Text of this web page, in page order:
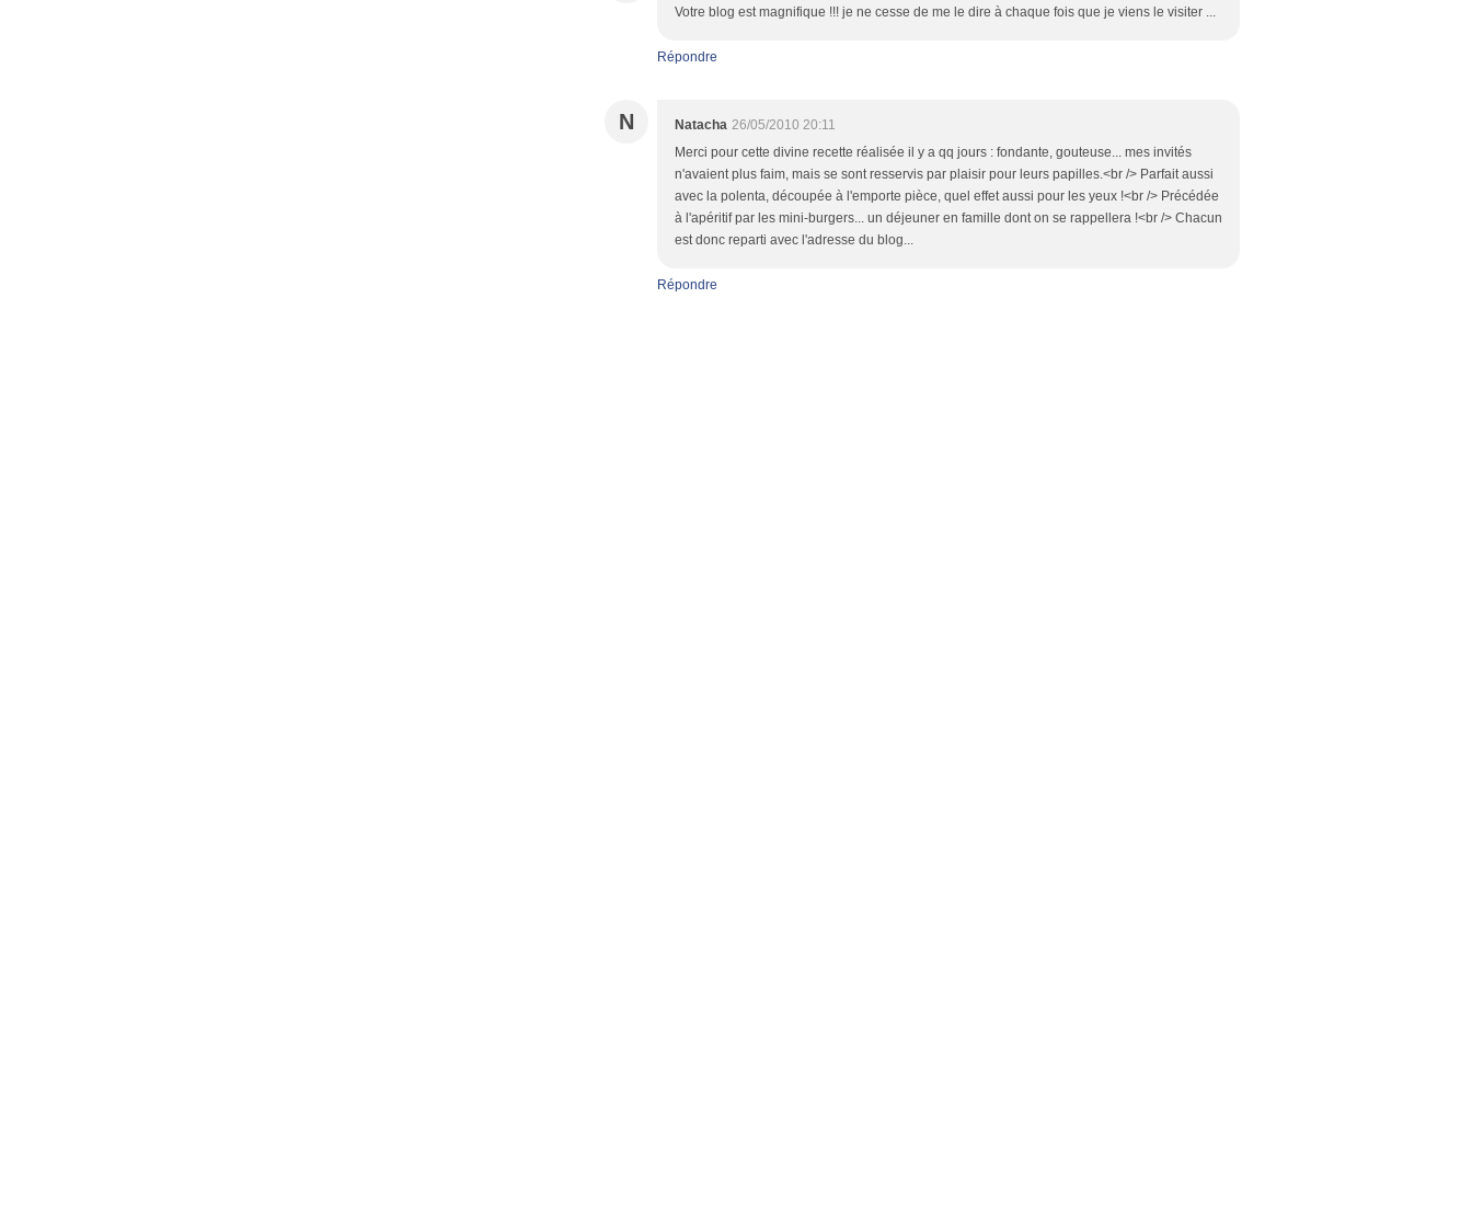
Votre blog est magnifique !!! je ne cesse de me le dire à chaque fois que je viens le visiter ...
Répondre
N Natacha 26/05/2010 20:11
Merci pour cette divine recette réalisée il y a qq jours : fondante, gouteuse... mes invités
n'avaient plus faim, mais se sont resservis par plaisir pour leurs papilles.<br /> Parfait aussi
avec la polenta, découpée à l'emporte pièce, quel effet aussi pour les yeux !<br /> Précédée
à l'apéritif par les mini-burgers... un déjeuner en famille dont on se rappellera !<br /> Chacun
est donc reparti avec l'adresse du blog...
Répondre